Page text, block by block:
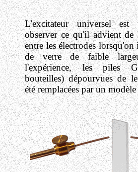
L'excitateur universel
observer ce qu'il advient de
entre les électrodes lorsqu'on
de verre de faible
l'expérience, les piles
bouteilles) dépourvues de
été remplacées par un